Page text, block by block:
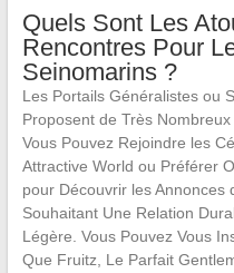
Quels Sont Les
Rencontres Pour
Seinomarins ?
Les Portails Généralistes ou
Proposent de Très
Vous Pouvez Rejoindre les
Attractive World ou Préférer
pour Découvrir les Annonces
Souhaitant Une Relation
Légère. Vous Pouvez Vous
Que Fruitz, Le Parfait